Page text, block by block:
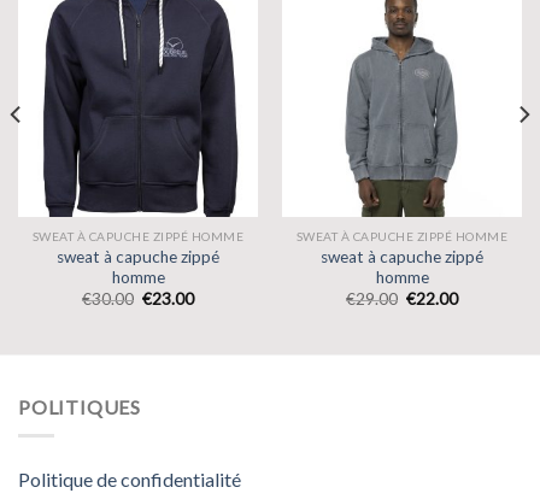
SWEAT À CAPUCHE ZIPPÉ HOMME
sweat à capuche zippé
homme
€30.00 €23.00
SWEAT À CAPUCHE ZIPPÉ HOMME
sweat à capuche zippé
homme
€29.00 €22.00
POLITIQUES
Politique de confidentialité